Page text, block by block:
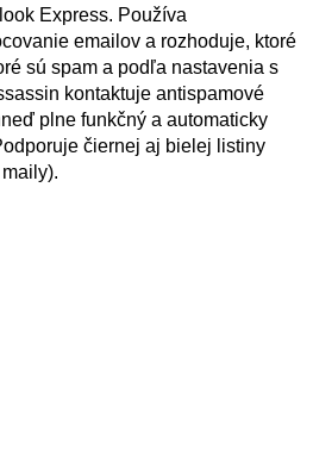
Express. Používa
emailov a rozhoduje, ktoré
sú spam a podľa nastavenia s
kontaktuje antispamové
plne funkčný a automaticky
čiernej aj bielej listiny